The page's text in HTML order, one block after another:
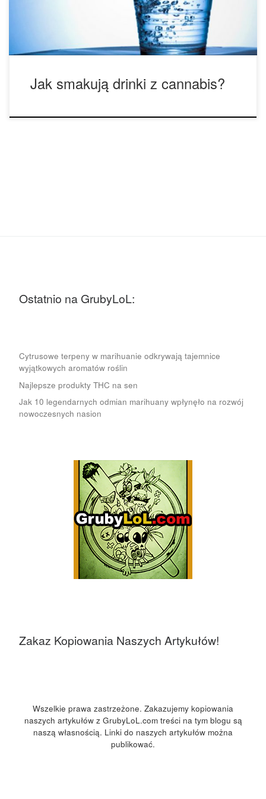
Jak smakują drinki z cannabis?
Ostatnio na GrubyLoL:
Cytrusowe terpeny w marihuanie odkrywają tajemnice
wyjątkowych aromatów roślin
Najlepsze produkty THC na sen
Jak 10 legendarnych odmian marihuany wpłynęło na rozwój
nowoczesnych nasion
Zakaz Kopiowania Naszych Artykułów!
Wszelkie prawa zastrzeżone. Zakazujemy kopiowania
naszych artykułów z GrubyLoL.com treści na tym blogu są
naszą własnością. Linki do naszych artykułów można
publikować.